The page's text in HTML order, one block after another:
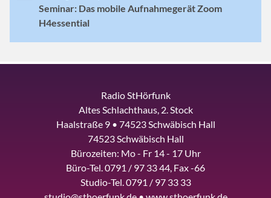
Seminar: Das mobile Aufnahmegerät Zoom
H4essential
Radio StHörfunk
Altes Schlachthaus, 2. Stock
Haalstraße 9 • 74523 Schwäbisch Hall
74523 Schwäbisch Hall
Bürozeiten: Mo - Fr 14 - 17 Uhr
Büro-Tel. 0791 / 97 33 44, Fax -66
Studio-Tel. 0791 / 97 33 33